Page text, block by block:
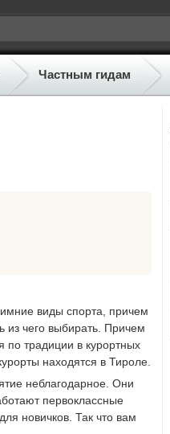
Частным гидам
виды спорта, причем
из чего выбирать. Причем
по традиции в курортных
находятся в Тироле.
неблагодарное. Они
первоклассные
новичков. Так что вам